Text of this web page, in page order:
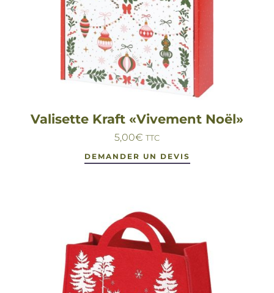
Valisette Kraft «Vivement Noël»
5,00€ TTC
DEMANDER UN DEVIS